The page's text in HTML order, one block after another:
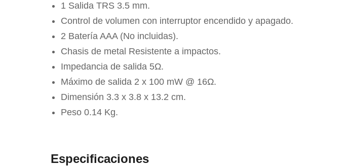
1 Salida TRS 3.5 mm.
Control de volumen con interruptor encendido y apagado.
2 Batería AAA (No incluidas).
Chasis de metal Resistente a impactos.
Impedancia de salida 5Ω.
Máximo de salida 2 x 100 mW @ 16Ω.
Dimensión 3.3 x 3.8 x 13.2 cm.
Peso 0.14 Kg.
Especificaciones